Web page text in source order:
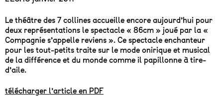
Le théâtre des 7 collines accueille encore aujourd’hui pour
deux représentations le spectacle « 86cm » joué par la «
Compagnie s’appelle reviens ». Ce spectacle enchanteur
pour les tout-petits traite sur le mode onirique et musical
de la différence et du monde comme il papillonne à tire-
d’aile.
télécharger l’article en PDF